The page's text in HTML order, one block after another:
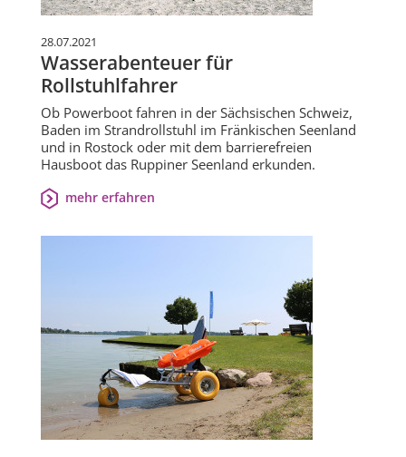
28.07.2021
Wasserabenteuer für
Rollstuhlfahrer
Ob Powerboot fahren in der Sächsischen Schweiz,
Baden im Strandrollstuhl im Fränkischen Seenland
und in Rostock oder mit dem barrierefreien
Hausboot das Ruppiner Seenland erkunden.
mehr erfahren